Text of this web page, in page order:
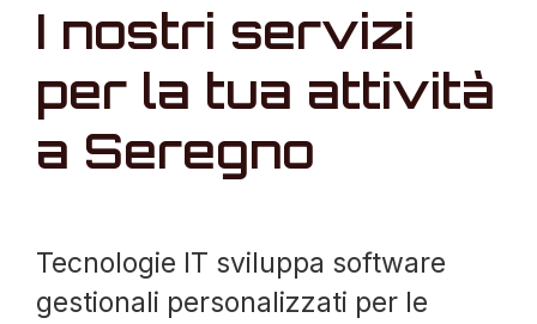
I nostri servizi
per la tua attività
a Seregno
Tecnologie IT sviluppa software
gestionali personalizzati per le